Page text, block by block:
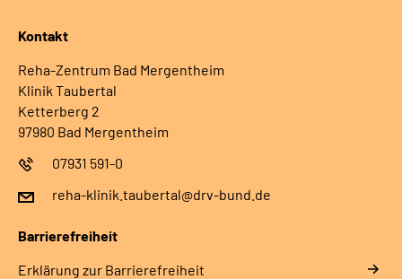
Kontakt
Reha-Zentrum Bad Mergentheim
Klinik Taubertal
Ketterberg 2
97980 Bad Mergentheim
07931 591-0
reha-klinik.taubertal@drv-bund.de
Barrierefreiheit
Erklärung zur Barrierefreiheit